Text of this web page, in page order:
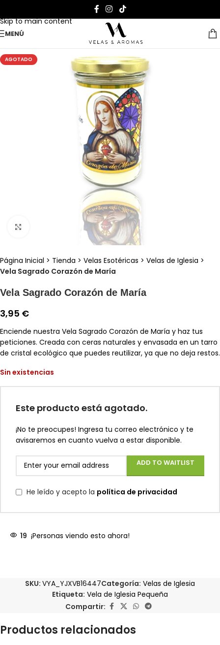
Skip to main content
MENÚ
AGOTADO
Clic para ampliar
Página Inicial > Tienda > Velas Esotéricas > Velas de Iglesia >
Vela Sagrado Corazón de María
Vela Sagrado Corazón de María
3,95 €
Enciende nuestra Vela Sagrado Corazón de María y haz tus
peticiones. Creada con ceras naturales y envasada en un tarro
de cristal ecológico que puedes reutilizar, ya que no deja restos.
Sin existencias
Este producto está agotado.
¡No te preocupes! Ingresa tu correo electrónico y te
avisaremos en cuanto vuelva a estar disponible.
ADD TO WAITLIST
He leído y acepto la política de privacidad
19 ¡Personas viendo esto ahora!
SKU: VYA_YJXVB16447Categoría: Velas de Iglesia
Etiqueta: Vela de Iglesia Pequeña
Compartir:
Productos relacionados